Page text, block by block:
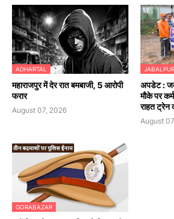
ADHARTAL
महाराजपुर में देर रात बमबाजी, 5 आरोपी
फरार
August 07, 2026
JABALPUR
अपडेट :
मौके पर
राहत ट्रेन
August
GORABAZAR